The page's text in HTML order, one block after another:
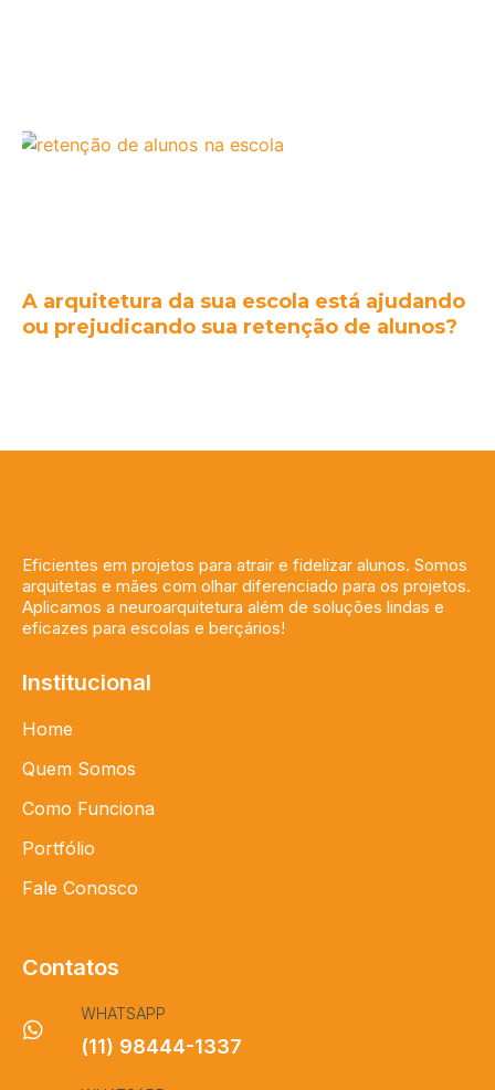
A arquitetura da sua escola está ajudando
ou prejudicando sua retenção de alunos?
Eficientes em projetos para atrair e fidelizar alunos. Somos
arquitetas e mães com olhar diferenciado para os projetos.
Aplicamos a neuroarquitetura além de soluções lindas e
eficazes para escolas e berçários!
Institucional
Home
Quem Somos
Como Funciona
Portfólio
Fale Conosco
Contatos
WHATSAPP
(11) 98444-1337